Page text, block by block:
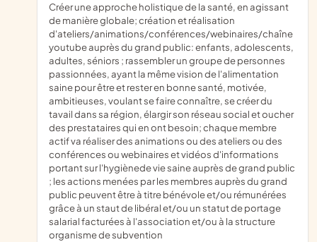
créer une approche holistique de la santé, en agissant
de manière globale; création et réalisation
d'ateliers/animations/conférences/webinaires/chaîne
youtube auprès du grand public: enfants, adolescents,
adultes, séniors ; rassembler un groupe de personnes
passionnées, ayant la même vision de l'alimentation
saine pour être et rester en bonne santé, motivée,
ambitieuses, voulant se faire connaître, se créer du
tavail dans sa région, élargir son réseau social et oucher
des prestataires qui en ont besoin; chaque membre
actif va réaliser des animations ou des ateliers ou des
conférences ou webinaires et vidéos d'informations
portant sur l'hygiènede vie saine auprès de grand public
; les actions menées par les membres auprès du grand
public peuvent être à titre bénévole et/ou rémunérées
grâce à un staut de libéral et/ou un statut de portage
salarial facturées à l'association et/ou à la structure
organisme de subvention